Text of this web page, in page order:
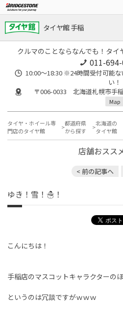
タイヤ館 手稲
クルマのことならなんでも！タ
011-
10:00～18:30 ※24時間受付可能
い！
〒006-0033 北海道札幌市手
Map
タイヤ・ホイール専
門店のタイヤ館
都道府県
から探す
北海道の
タイヤ館
店舗おスス
< 前の記事へ
ゆき！雪！☃！
こんにちは！
手稲店のマスコットキャラクターの
というのは冗談ですがｗｗｗ